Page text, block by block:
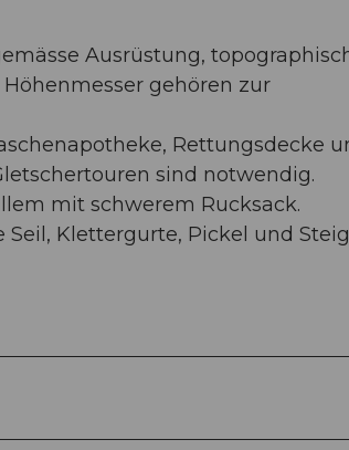
Ausrüstung,
gehören zur
Rettungsdecke
sind notwendig.
mit schwerem Rucksack.
Klettergurte, Pickel und